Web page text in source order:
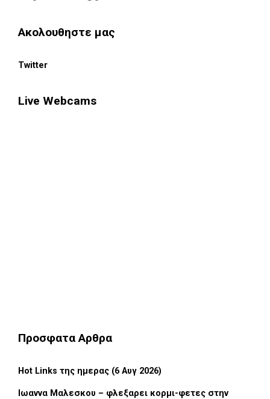
Ακολουθηστε μας
Twitter
Live Webcams
Προσφατα Αρθρα
Hot Links της ημερας (6 Αυγ 2026)
Ιωαννα Μαλεσκου – φλεξαρει κορμι-φετες στην